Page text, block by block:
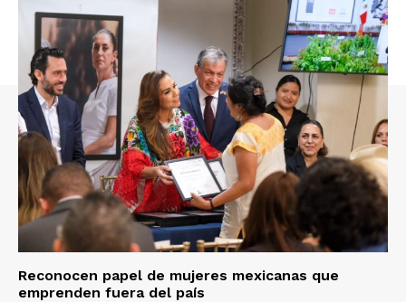
Reconocen papel de mujeres mexicanas que
emprenden fuera del país